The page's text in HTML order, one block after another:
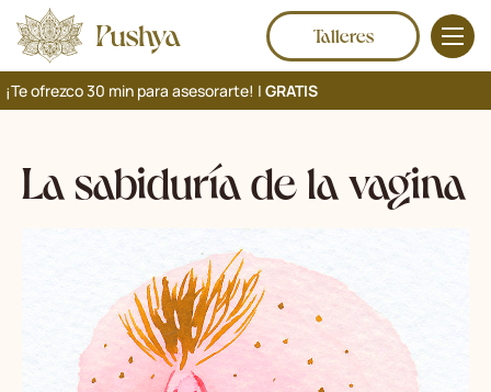
Talleres
¡Te ofrezco 30 min para asesorarte! | GRATIS
La sabiduría de la vagina